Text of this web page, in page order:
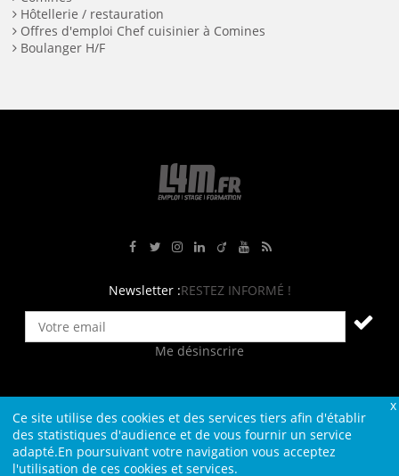
Ce site utilise des cookies et des services tiers afin d'établir
des statistiques d'audience et de vous fournir un service
adapté.En poursuivant votre navigation vous acceptez
l'utilisation de ces cookies et services.
Hôtellerie / restauration
Offres d'emploi Chef cuisinier à Comines
Boulanger H/F
Newsletter :RESTEZ INFORMÉ !
Me désinscrire
Contact Plan du site Qui sommes-nous ?
Liens
Charte L4M
Conditions Générales